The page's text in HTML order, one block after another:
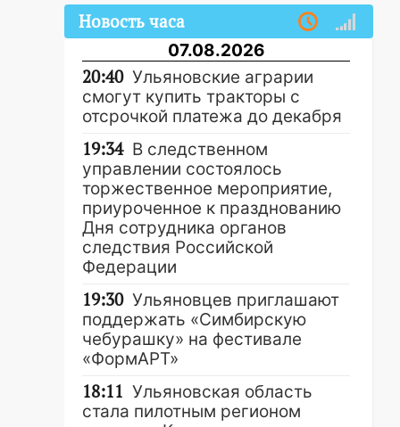
Новость часа
07.08.2026
20:40 Ульяновские аграрии
смогут купить тракторы с
отсрочкой платежа до декабря
19:34 В следственном
управлении состоялось
торжественное мероприятие,
приуроченное к празднованию
Дня сотрудника органов
следствия Российской
Федерации
19:30 Ульяновцев приглашают
поддержать «Симбирскую
чебурашку» на фестивале
«ФормАРТ»
18:11 Ульяновская область
стала пилотным регионом